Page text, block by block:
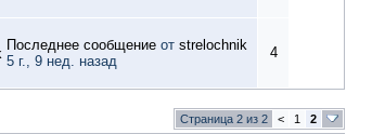
Последнее сообщение от strelochnik
5 г., 9 нед. назад
4
Страница 2 из 2 < 1 2